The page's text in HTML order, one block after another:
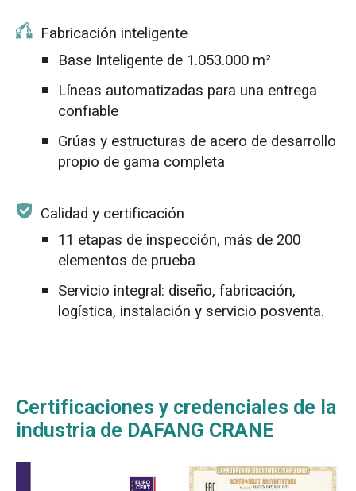
Fabricación inteligente
Base Inteligente de 1.053.000 m²
Líneas automatizadas para una entrega
confiable
Grúas y estructuras de acero de desarrollo
propio de gama completa
Calidad y certificación
11 etapas de inspección, más de 200
elementos de prueba
Servicio integral: diseño, fabricación,
logística, instalación y servicio posventa.
Certificaciones y credenciales de la
industria de DAFANG CRANE